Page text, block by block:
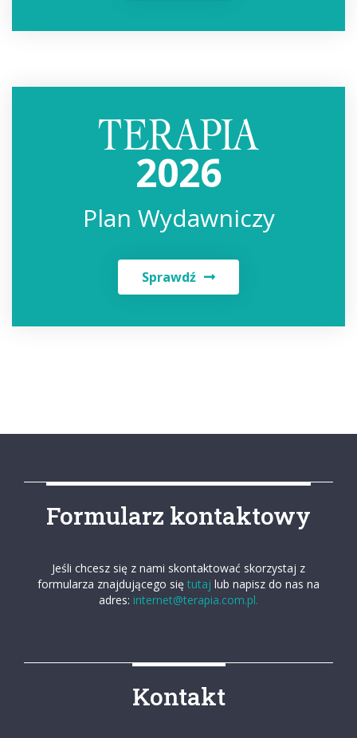
2026
Plan Wydawniczy
Sprawdź
Formularz kontaktowy
Jeśli chcesz się z nami skontaktować skorzystaj z
formularza znajdującego się tutaj lub napisz do nas na
adres: internet@terapia.com.pl.
Kontakt